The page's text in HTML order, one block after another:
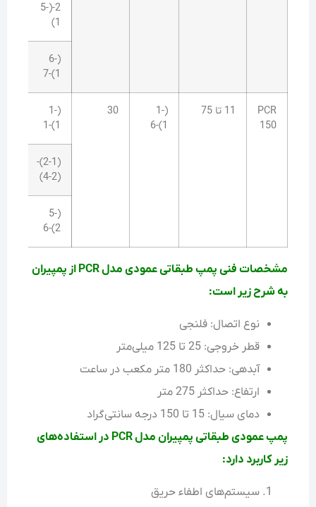
2-(5-
1)
(6-
1)-7
PCR
150
11 تا 75
(1-
1)-6
30
(1-
1)-1
(2-1)-
(4-2)
(5-
2)-6
مشخصات فنی پمپ طبقاتی عمودی مدل PCR از پمپیران
به شرح زیر است:
نوع اتصال: فلنجی
قطر خروجی: 25 تا 125 میلی‌متر
آبدهی: حداکثر 180 متر مکعب در ساعت
ارتفاع: حداکثر 275 متر
دمای سیال: 15 تا 150 درجه سانتی‌گراد
پمپ عمودی طبقاتی پمپیران مدل PCR در استفاده‌های
زیر کاربرد دارد:
سیستم‌های اطفاء حریق